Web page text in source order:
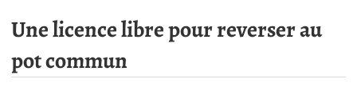
Une licence libre pour reverser au
pot commun